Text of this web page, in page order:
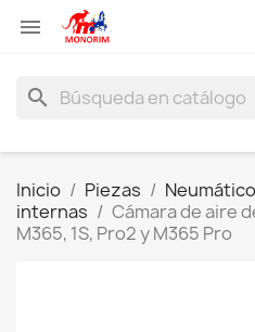

search
Inicio Piezas
internas
Cámara de aire
M365, 1S, Pro2 y M365 Pro